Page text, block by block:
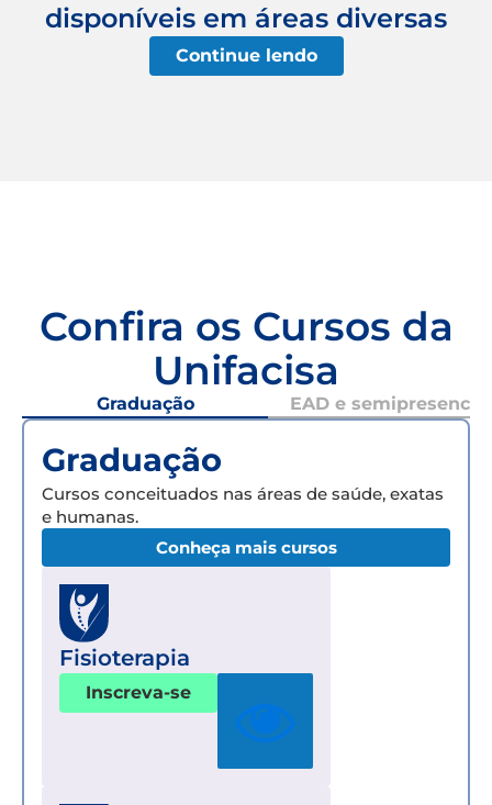
disponíveis em áreas diversas
Continue lendo
Confira os Cursos da
Unifacisa
Graduação EAD e semipresencial
Graduação
Cursos conceituados nas áreas de saúde, exatas
e humanas.
Conheça mais cursos
Fisioterapia
Inscreva-se